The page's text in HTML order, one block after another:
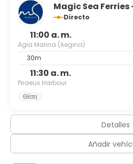
Magic Sea Ferries
Directo
11:00 a. m.
Agia Marina (Aegina)
30m
11:30 a. m.
Piraeus Harbour
Θέση
Detalles
Añadir